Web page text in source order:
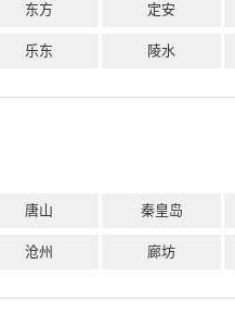
东方 定安
乐东 陵水
唐山 秦皇岛
沧州 廊坊